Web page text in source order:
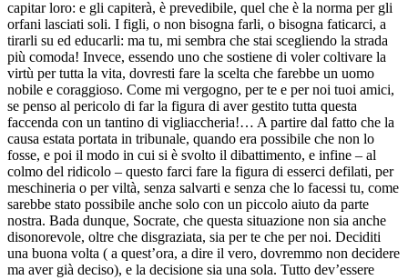
capitar loro: e gli capiterà, è prevedibile, quel che è la norma per gli
orfani lasciati soli. I figli, o non bisogna farli, o bisogna faticarci, a
tirarli su ed educarli: ma tu, mi sembra che stai scegliendo la strada
più comoda! Invece, essendo uno che sostiene di voler coltivare la
virtù per tutta la vita, dovresti fare la scelta che farebbe un uomo
nobile e coraggioso. Come mi vergogno, per te e per noi tuoi amici,
se penso al pericolo di far la figura di aver gestito tutta questa
faccenda con un tantino di vigliaccheria!… A partire dal fatto che la
causa estata portata in tribunale, quando era possibile che non lo
fosse, e poi il modo in cui si è svolto il dibattimento, e infine – al
colmo del ridicolo – questo farci fare la figura di esserci defilati, per
meschineria o per viltà, senza salvarti e senza che lo facessi tu, come
sarebbe stato possibile anche solo con un piccolo aiuto da parte
nostra. Bada dunque, Socrate, che questa situazione non sia anche
disonorevole, oltre che disgraziata, sia per te che per noi. Deciditi
una buona volta ( a quest’ora, a dire il vero, dovremmo non decidere
ma aver già deciso), e la decisione sia una sola. Tutto dev’essere